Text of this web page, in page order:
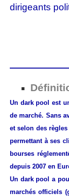
dirigeants
Un dark pool est
de marché. Sans
et selon des
permettant à ses
bourses
depuis 2007 en
Un dark pool a
marchés officiels